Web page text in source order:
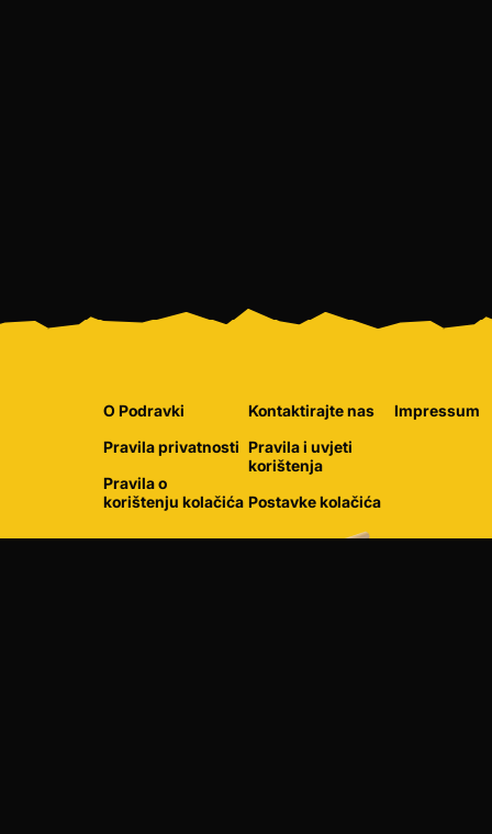
O Podravki
Pravila privatnosti
Pravila o
korištenju kolačića
Kontaktirajte nas
Pravila i uvjeti
korištenja
Postavke kolačića
Impressum